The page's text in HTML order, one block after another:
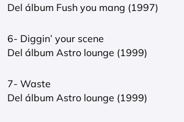
Del álbum Fush you mang (1997)
6- Diggin’ your scene
Del álbum Astro lounge (1999)
7- Waste
Del álbum Astro lounge (1999)